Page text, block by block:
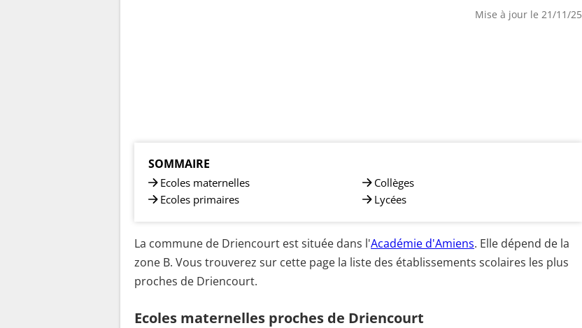
Mise à jour le 21/11/25
SOMMAIRE
Ecoles maternelles
Ecoles primaires
Collèges
Lycées
La commune de Driencourt est située dans l'Académie d'Amiens. Elle dépend de la
zone B. Vous trouverez sur cette page la liste des établissements scolaires les plus
proches de Driencourt.
Ecoles maternelles proches de Driencourt